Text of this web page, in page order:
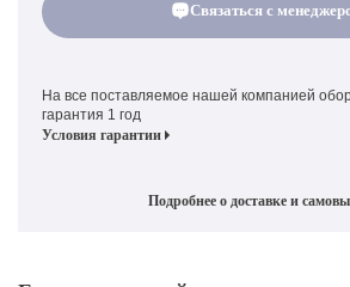
Связаться с
На все поставляемое нашей компанией
гарантия 1 год
Условия гарантии
Подробнее о доставке и